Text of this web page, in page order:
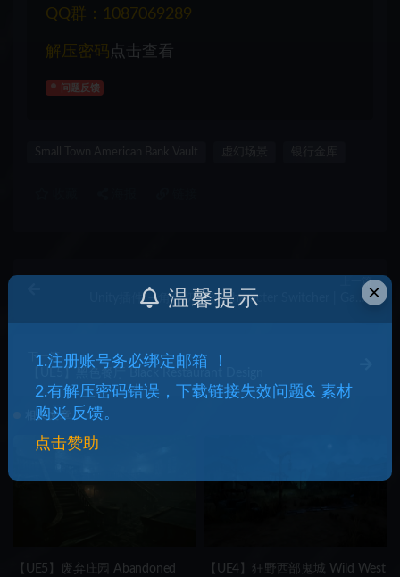
QQ群：1087069289
解压密码 点击查看
问题反馈
Small Town American Bank Vault
上一篇
Unity插件 – 角色切换器 Character Switcher | Game
下一篇
相关文章
【UE5】废弃庄园 Abandoned
【UE4】狂野西部鬼城 Wild West
×
温馨提示
1.注册账号务必绑定邮箱 ！
2.有解压密码错误，下载链接失效问题& 素材
购买 反馈。
点击赞助